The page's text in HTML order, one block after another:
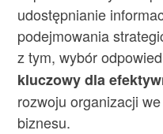
udostępnianie
podejmowania
z tym, wybór
kluczowy dla
rozwoju organizacji
biznesu.